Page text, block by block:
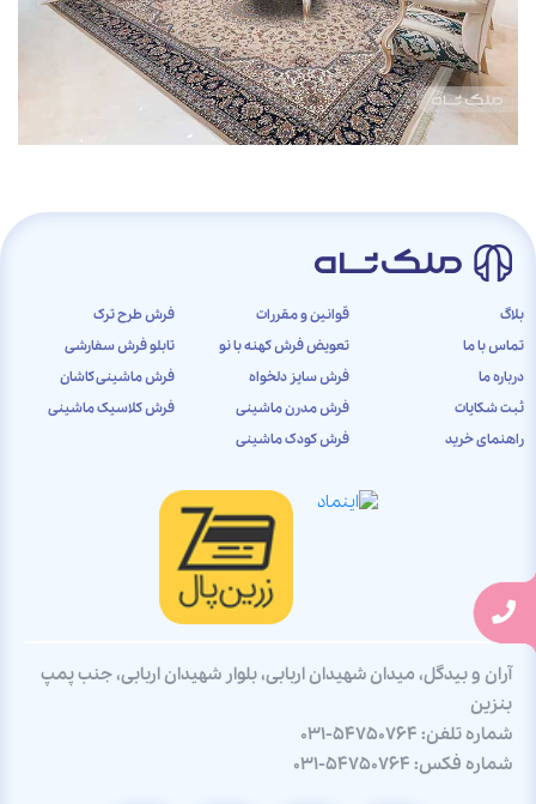
بلاگ
تماس با ما
درباره ما
ثبت شکایات
راهنمای خرید
قوانین و مقررات
تعویض فرش کهنه با نو
فرش سایز دلخواه
فرش مدرن ماشینی
فرش کودک ماشینی
فرش طرح ترک
تابلو فرش سفارشی
فرش ماشینی کاشان
فرش کلاسیک ماشینی
آران و بیدگل، میدان شهیدان اربابی، بلوار شهیدان اربابی، جنب پمپ
بنزین
شماره تلفن: 031-54750764
شماره فکس: 031-54750764